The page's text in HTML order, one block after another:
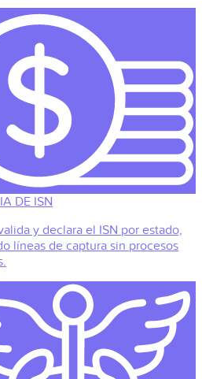
DE ISN
y declara el ISN por estado,
líneas de captura sin procesos